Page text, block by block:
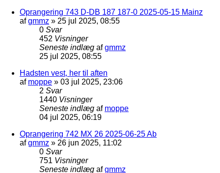
Oprangering 743 D-DB 187 187-0 2025-05-15 Mainz
afgmmz » 25 jul 2025, 08:55
0 Svar
452 Visninger
Seneste indlæg afgmmz
25 jul 2025, 08:55
Hadsten vest, her til aften
af moppe » 03 jul 2025, 23:06
2 Svar
1440 Visninger
Seneste indlæg af moppe
04 jul 2025, 06:19
Oprangering 742 MX 26 2025-06-25 Ab
afgmmz » 26 jun 2025, 11:02
0 Svar
751 Visninger
Seneste indlæg afgmmz